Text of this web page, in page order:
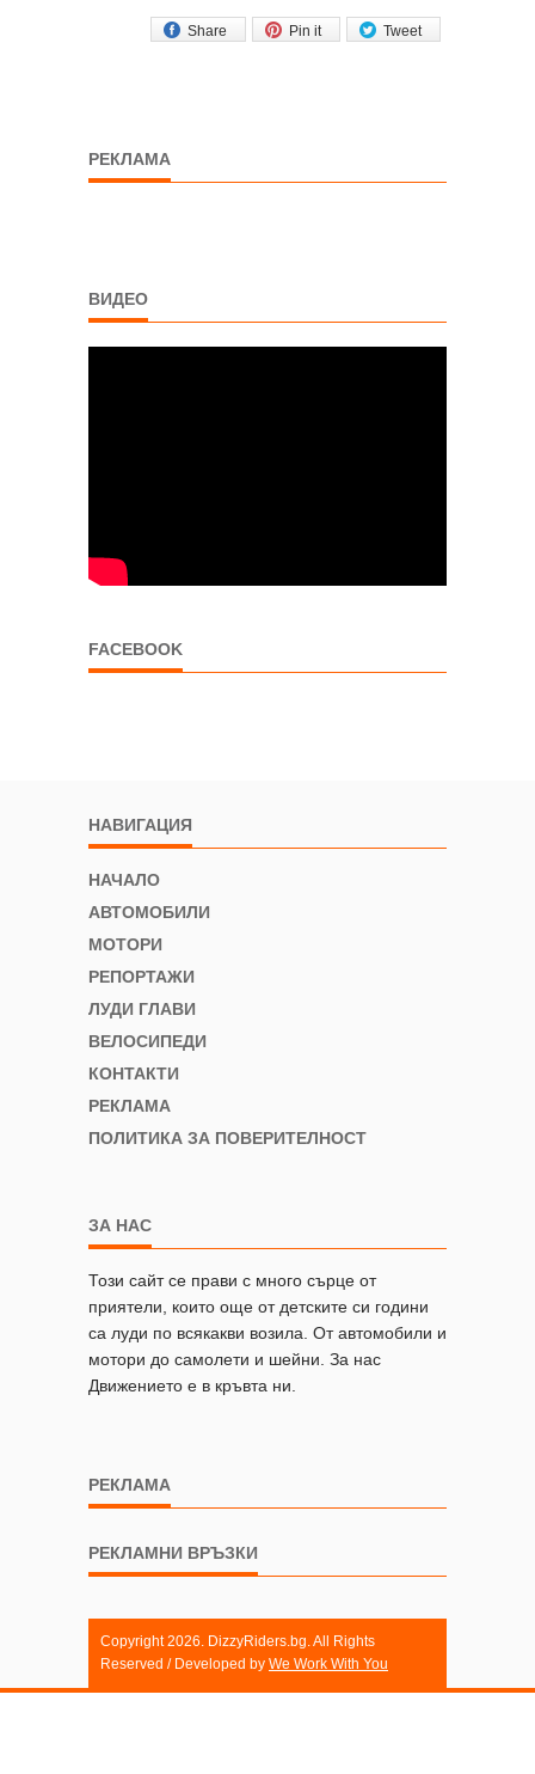
Tweet
Pin it
Share
РЕКЛАМА
ВИДЕО
FACEBOOK
НАВИГАЦИЯ
НАЧАЛО
АВТОМОБИЛИ
МОТОРИ
РЕПОРТАЖИ
ЛУДИ ГЛАВИ
ВЕЛОСИПЕДИ
КОНТАКТИ
РЕКЛАМА
ПОЛИТИКА ЗА ПОВЕРИТЕЛНОСТ
ЗА НАС
Този сайт се прави с много сърце от
приятели, които още от детските си години
са луди по всякакви возила. От автомобили и
мотори до самолети и шейни. За нас
Движението е в кръвта ни.
РЕКЛАМА
РЕКЛАМНИ ВРЪЗКИ
Copyright 2026. DizzyRiders.bg. All Rights
Reserved / Developed by We Work With You